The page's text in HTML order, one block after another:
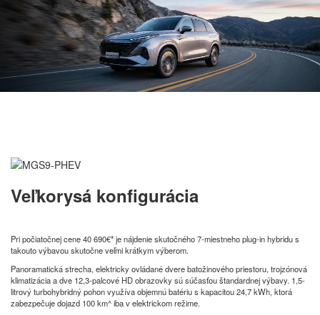
Veľkorysá konfigurácia
Pri počiatočnej cene 40 690€* je nájdenie skutočného 7-miestneho plug-in hybridu s
takouto výbavou skutočne veľmi krátkym výberom.
Panoramatická strecha, elektricky ovládané dvere batožinového priestoru, trojzónová
klimatizácia a dve 12,3-palcové HD obrazovky sú súčasťou štandardnej výbavy. 1,5-
litrový turbohybridný pohon využíva objemnú batériu s kapacitou 24,7 kWh, ktorá
zabezpečuje dojazd 100 km^ iba v elektrickom režime.